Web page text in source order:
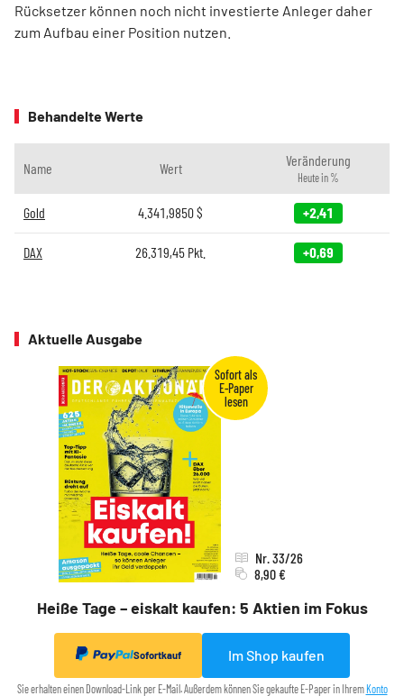
Rücksetzer können noch nicht investierte Anleger daher
zum Aufbau einer Position nutzen.
Behandelte Werte
Name Wert Veränderung
Heute in %
Gold 4.341,9850$ +2,41
DAX 26.319,45 Pkt. +0,69
Aktuelle Ausgabe
Heiße Tage – eiskalt kaufen: 5 Aktien im Fokus
Nr. 33/26
8,90 €
Sofortkauf Im Shop kaufen
Sie erhalten einen Download-Link per E-Mail. Außerdem können Sie gekaufte E-Paper in IhremKonto